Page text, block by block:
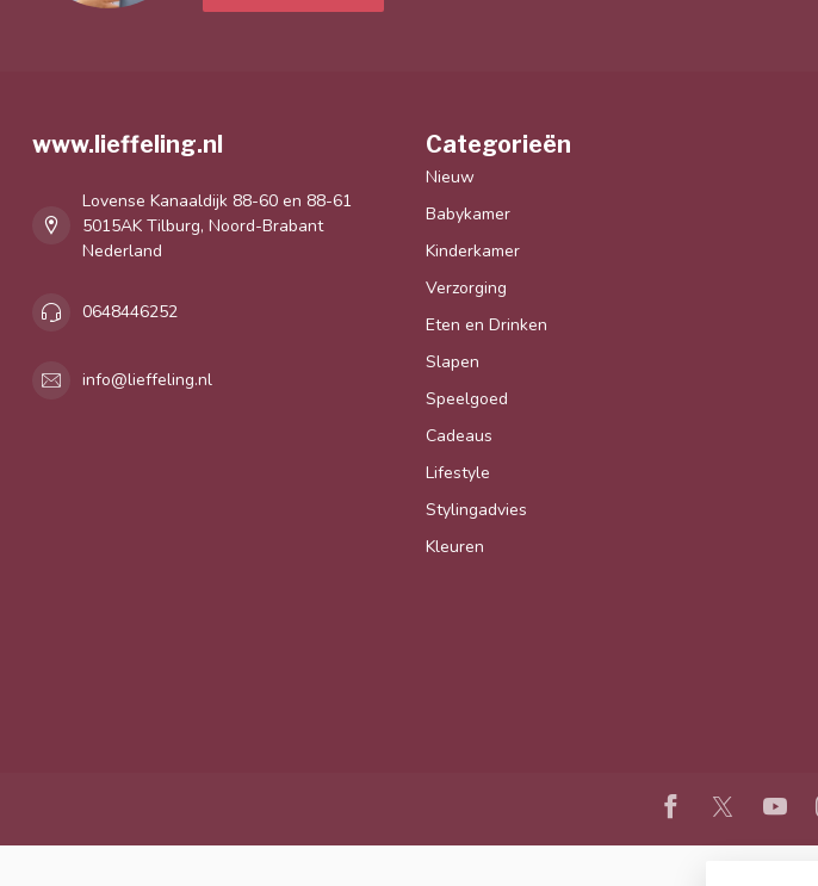
www.lieffeling.nl
Lovense Kanaaldijk 88-60 en 88-61
5015AK Tilburg, Noord-Brabant
Nederland
0648446252
info@lieffeling.nl
Categorieën
Nieuw
Babykamer
Kinderkamer
Verzorging
Eten en Drinken
Slapen
Speelgoed
Cadeaus
Lifestyle
Stylingadvies
Kleuren